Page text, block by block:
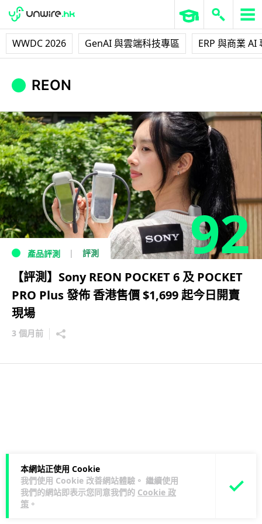
WWDC 2026 GenAI 與雲端科技專區 ERP 與商業 AI
本網站正使用 Cookie
我們使用 Cookie 改善網站體驗。 繼續使用
我們的網站即表示您同意我們的 Cookie 政
策 。
REON
92
產品評測 評測
【評測】Sony REON POCKET 6 及 POCKET
PRO Plus 發佈 香港售價 $1,699 起今日開賣
現場
3 個月前